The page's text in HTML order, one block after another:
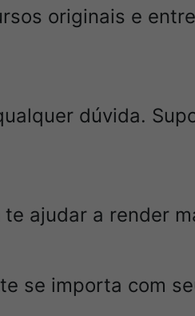
originais e
dúvida.
ajudar a render
se importa com